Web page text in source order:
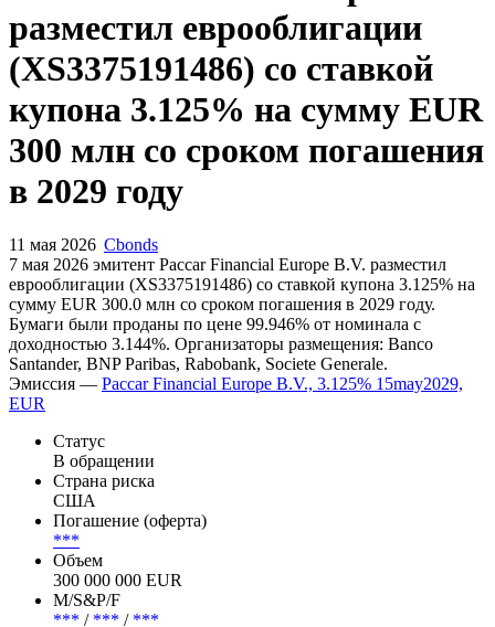
Новый выпуск: эмитент
Paccar Financial Europe B.V.
разместил еврооблигации
(XS3375191486) со ставкой
купона 3.125% на сумму EUR
в 2029 году
11 мая 2026 Cbonds
7 мая 2026 эмитент Paccar Financial Europe B.V. разместил
еврооблигации (XS3375191486) cо ставкой купона 3.125% на
сумму EUR 300.0 млн со сроком погашения в 2029 году.
Бумаги были проданы по цене 99.946% от номинала с
Santander, BNP Paribas, Rabobank, Societe Generale.
Эмиссия —Paccar Financial Europe B.V., 3.125% 15may2029,
EUR
Статус
В обращении
Страна риска
США
Погашение (оферта)
***